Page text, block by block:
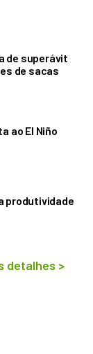
de superávit
de sacas
ao El Niño
produtividade
detalhes >